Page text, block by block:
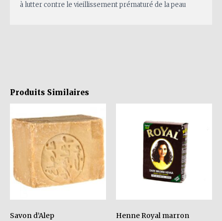
Produits Similaires
Savon d’Alep Henne Royal marron
à lutter contre le vieillissement prématuré de la peau